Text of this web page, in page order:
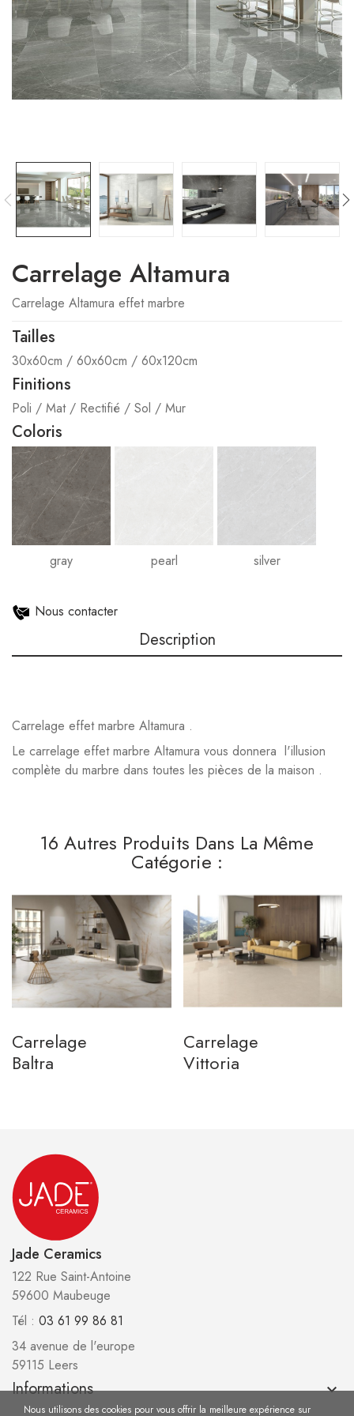
Carrelage Altamura
Carrelage Altamura effet marbre
Tailles
30x60cm / 60x60cm / 60x120cm
Finitions
Poli / Mat / Rectifié / Sol / Mur
Coloris
gray pearl silver
Nous contacter
Description
Carrelage effet marbre Altamura .
Le carrelage effet marbre Altamura vous donnera l'illusion
complète du marbre dans toutes les pièces de la maison .
16 Autres Produits Dans La Même
Catégorie :
Carrelage
Baltra
Carrelage
Vittoria
Jade Ceramics
122 Rue Saint-Antoine
59600 Maubeuge
Tél : 03 61 99 86 81
34 avenue de l'europe
59115 Leers
Informations keyboard_arrow_down
Nous utilisons des cookies pour vous offrir la meilleure expérience sur